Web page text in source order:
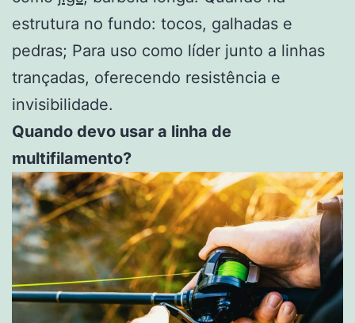
estrutura no fundo: tocos, galhadas e
pedras; Para uso como líder junto a linhas
trançadas, oferecendo resistência e
invisibilidade.
Quando devo usar a linha de
multifilamento?